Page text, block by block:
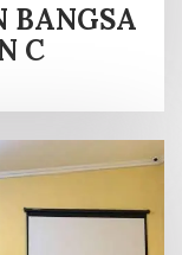
BANGSA
C